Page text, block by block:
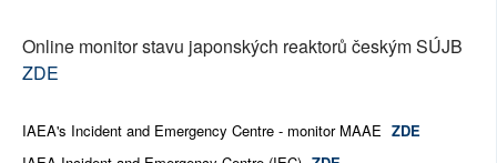
Online monitor stavu japonských reaktorů českým SÚJB
ZDE
IAEA's Incident and Emergency Centre - monitor MAAE ZDE